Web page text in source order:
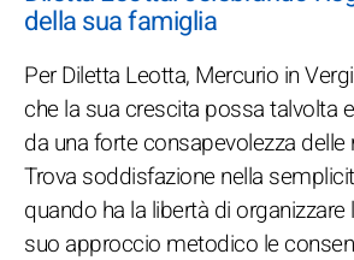
della sua famiglia
Per Diletta Leotta, Mercurio in
che la sua crescita possa talvolta
da una forte consapevolezza delle
Trova soddisfazione nella
quando ha la libertà di organizzare
suo approccio metodico le